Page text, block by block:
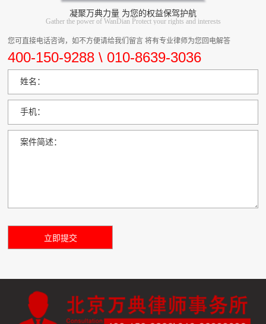
凝聚万典力量 为您的权益保驾护航
Gather the power of WanDian Protect your rights and interests
您可直接电话咨询，如不方便请给我们留言 将有专业律师为您回电解答
400-150-9288 \ 010-8639-3036
姓名：
手机：
案件简述：